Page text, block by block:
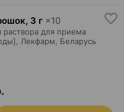
, 3 г ×10
раствора для приема
Лекфарм , Беларусь